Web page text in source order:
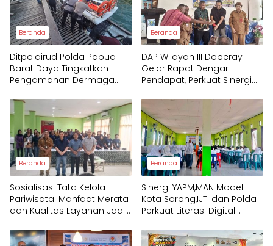
Beranda
Ditpolairud Polda Papua
Barat Daya Tingkatkan
Pengamanan Dermaga
Beranda
DAP Wilayah III Doberay
Gelar Rapat Dengar
Pendapat, Perkuat Sinergi
Masyarakat Adat
Mengawal Pembangunan
Papua Barat Daya
Beranda
Sosialisasi Tata Kelola
Pariwisata: Manfaat Merata
dan Kualitas Layanan Jadi
Beranda
Sinergi YAPM,MAN Model
Kota Sorong,IJTI dan Polda
Perkuat Literasi Digital